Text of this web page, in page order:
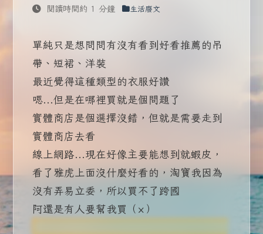
閱讀時間約 1 分鐘
生活廢文
單純只是想問問有沒有看到好看推薦的吊
帶、短裙、洋裝
最近覺得這種類型的衣服好讚
嗯...但是在哪裡買就是個問題了
實體商店是個選擇沒錯，但就是需要走到
實體商店去看
線上網路...現在好像主要能想到就蝦皮，
看了雅虎上面沒什麼好看的，淘寶我因為
沒有弄易立委，所以買不了跨國
阿還是有人要幫我買（×）